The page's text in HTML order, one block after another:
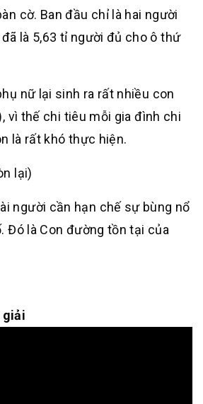
cờ. Ban đầu chỉ là hai người
là 5,63 tỉ người đủ cho ô thứ
nữ lại sinh ra rất nhiều con
vì thế chi tiêu mỗi gia đình chi
là rất khó thực hiện.
lại)
người cần hạn chế sự bùng nổ
Đó là Con đường tồn tại của
giải